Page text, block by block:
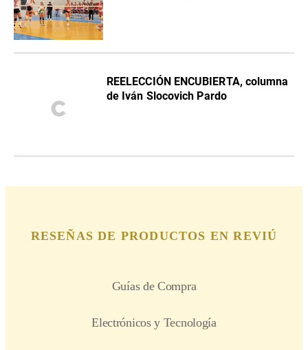
REELECCIÓN ENCUBIERTA, columna
de Iván Slocovich Pardo